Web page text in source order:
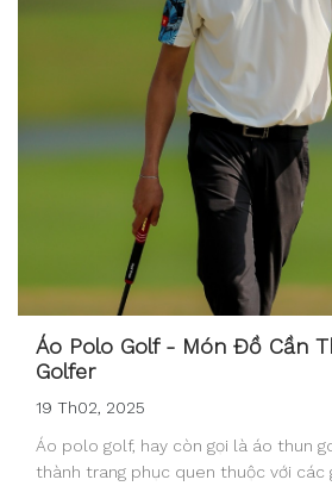
Áo Polo Golf - Món Đồ Cần
Golfer
19 Th02, 2025
Áo polo golf, hay còn gọi là áo thun
thành trang phục quen thuộc với các